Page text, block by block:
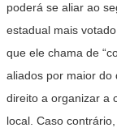
poderá se aliar ao
estadual mais
que ele chama de
aliados por maior do
direito a organizar a
local. Caso